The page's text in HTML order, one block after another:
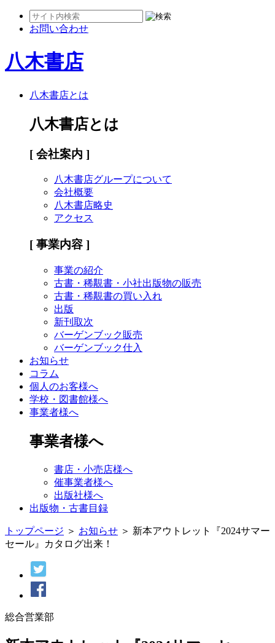
お問い合わせ
八木書店
八木書店とは
八木書店とは
[ 会社案内 ]
八木書店グループについて
会社概要
八木書店略史
アクセス
[ 事業内容 ]
事業の紹介
古書・稀覯書・小社出版物の販売
古書・稀覯書の買い入れ
出版
新刊取次
バーゲンブック販売
バーゲンブック仕入
お知らせ
コラム
個人のお客様へ
学校・図書館様へ
事業者様へ
事業者様へ
書店・小売店様へ
催事業者様へ
出版社様へ
出版物・古書目録
トップページ ＞ お知らせ ＞ 新本アウトレット『2024サマー
セール』カタログ出来！
総合営業部